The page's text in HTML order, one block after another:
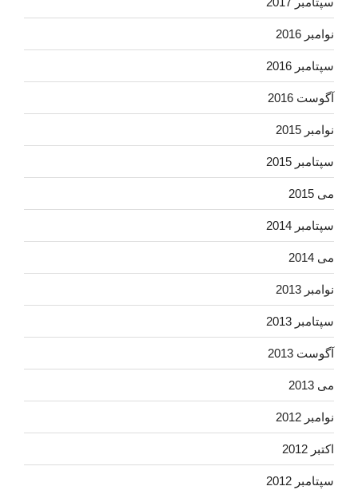
نوامبر 2016
سپتامبر 2016
آگوست 2016
نوامبر 2015
سپتامبر 2015
می 2015
سپتامبر 2014
می 2014
نوامبر 2013
سپتامبر 2013
آگوست 2013
می 2013
نوامبر 2012
اکتبر 2012
سپتامبر 2012